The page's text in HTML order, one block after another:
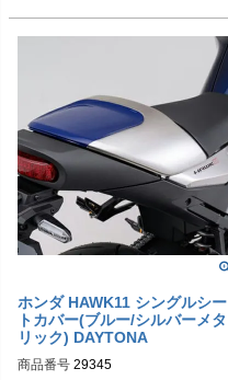
ホンダ HAWK11 シングルシー
トカバー(ブルー/シルバーメタ
リック) DAYTONA
商品番号 29345